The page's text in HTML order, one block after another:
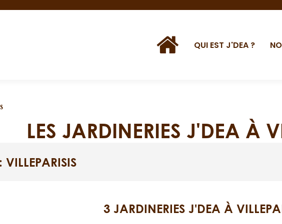
QUI EST J'DEA ?
LES JARDINERIES J'DEA À
VILLEPARISIS
3 JARDINERIES J'DEA À